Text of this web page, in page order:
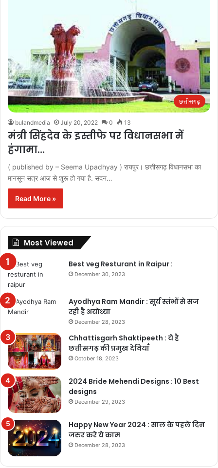
छत्तीसगढ़
bulandmedia July 20, 2022 0 13
मंत्री सिंहदेव के इस्तीफे पर विधानसभा में
हंगामा…
( published by – Seema Upadhyay ) रायपुर। छत्तीसगढ़ विधानसभा का
मानसून सत्र आज से शुरू हो गया है. सदन…
Read More »
Most Viewed
Best veg Resturant in Raipur :
December 30, 2023
Ayodhya Ram Mandir : सूर्य स्तंभों से सज
रही है अयोध्या
December 28, 2023
Chhattisgarh Shaktipeeth : ये है
छत्तीसगढ़ की प्रमुख देवियाँ
October 18, 2023
2024 Bride Mehendi Designs : 10 Best
designs
December 29, 2023
Happy New Year 2024 : साल के पहले दिन
जरुर करे ये काम
December 28, 2023